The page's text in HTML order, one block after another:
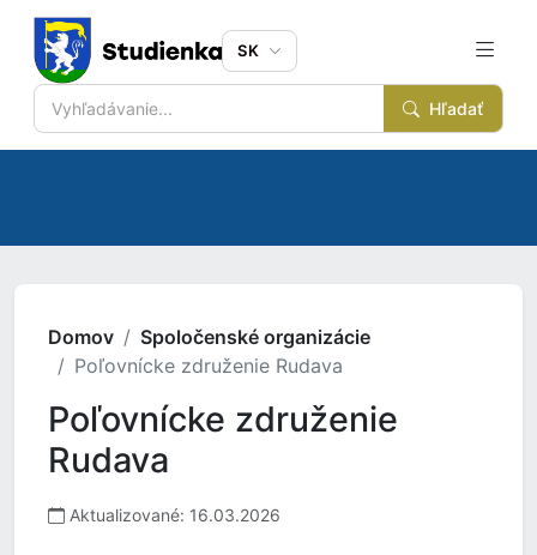
Hľadať
SK
Domov
Spoločenské organizácie
Poľovnícke združenie Rudava
Poľovnícke združenie
Rudava
Aktualizované: 16.03.2026